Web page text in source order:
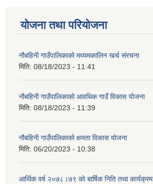
योजना तथा परियोजना
नौबहिनी गाउँपालिकाको मध्यमकालिन खर्च संरचना
मिति: 08/18/2023 - 11:41
नौबहिनी गाउँपालिकाको आवधिक गाउँ विकास योजना
मिति: 08/18/2023 - 11:39
नौबहिनी गाउँपालिकाको क्षमता विकास योजना
मिति: 06/20/2023 - 10:38
आर्थिक वर्ष २०७८।७९ काे बार्षिक निति तथा कार्यक्रम